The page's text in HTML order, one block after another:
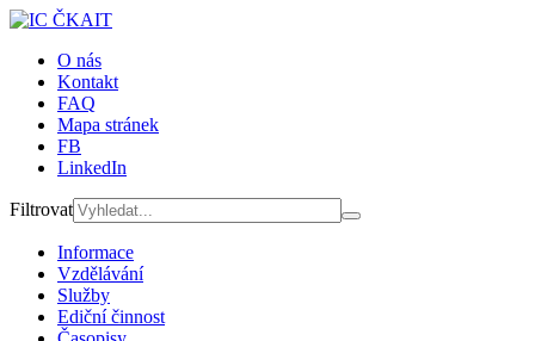
O nás
Kontakt
FAQ
Mapa stránek
FB
LinkedIn
Filtrovat
Informace
Vzdělávání
Služby
Ediční činnost